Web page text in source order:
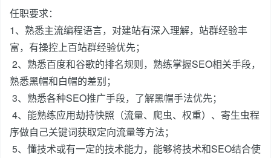
任职要求：
1、熟悉主流编程语言，对建站有深入理解，站群经验丰
富，有操控上百站群经验优先；
2、熟悉百度和谷歌的排名规则，熟练掌握SEO相关手段，
熟悉黑帽和白帽的差别；
3、熟悉各种SEO推广手段，了解黑帽手法优先；
4、能熟练应用劫持快照（流量、爬虫、权重）、寄生虫程
序做自己关键词获取定向流量等方法；
5、懂技术或有一定的技术能力，能够将技术和SEO结合使